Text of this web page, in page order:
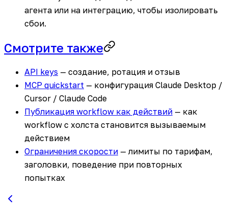
агента или на интеграцию, чтобы изолировать
сбои.
Смотрите также
API keys — создание, ротация и отзыв
MCP quickstart — конфигурация Claude Desktop /
Cursor / Claude Code
Публикация workflow как действий — как
workflow с холста становится вызываемым
действием
Ограничения скорости — лимиты по тарифам,
заголовки, поведение при повторных
попытках